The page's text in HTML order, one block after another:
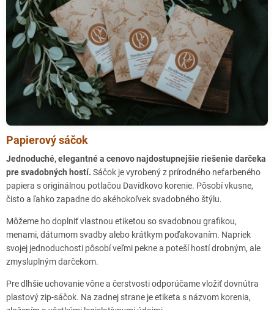
Malokarpatské nám. 7, Bratislava - Lamač, 841 03
HRADEC KRÁLOVÉ - Boston
Chelčického 733/28, Pražské Předměstí, Hradec Králové, 500 02
VYŠKOV - Statek 3srdce
Husova 108/3, Vyškov, 682 01
NITRA - Náš Dvor / Potraviny nie otraviny
Pivovarská 1, Nitra, 949 01
Hnojník 48, Hnojník, 739 53
MARTIN - Zrnko - Poctivé potraviny
J.Palkoviča 3
036 01, Martin
- Pri dopravnom ihrisku na Severe
POPRAD - Potraviny nie Otraviny / Nas dvor
Papierový sáčok
Jednoduché, elegantné a cenovo najdostupnejšie riešenie darčeka
pre svadobných hostí. Sáčok je vyrobený z prírodného nefarbeného
papiera s originálnou potlačou Davídkovo korenie. Pôsobí vkusne,
čisto a ľahko zapadne do akéhokoľvek svadobného štýlu.
Môžeme ho doplniť vlastnou etiketou so svadobnou grafikou,
menami, dátumom svadby alebo krátkym poďakovaním. Napriek
svojej jednoduchosti pôsobí veľmi pekne a poteší hostí drobným, ale
zmysluplným darčekom.
Pre dlhšie uchovanie vône a čerstvosti odporúčame vložiť dovnútra
plastový zip-sáčok. Na zadnej strane je etiketa s názvom korenia,